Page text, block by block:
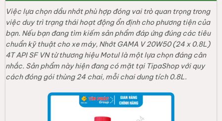
Việc lựa chọn dầu nhớt phù hợp đóng vai trò quan trọng trong
việc duy trì trạng thái hoạt động ổn định cho phương tiện của
bạn. Nếu bạn đang tìm kiếm sản phẩm đáp ứng đúng các tiêu
chuẩn kỹ thuật cho xe máy, Nhớt GAMA V 20W50 (24 x 0.8L)
4T API SF VN từ thương hiệu Motul là một lựa chọn đáng cân
nhắc. Sản phẩm này hiện đang có mặt tại TipaShop với quy
cách đóng gói thùng 24 chai, mỗi chai dung tích 0.8L.